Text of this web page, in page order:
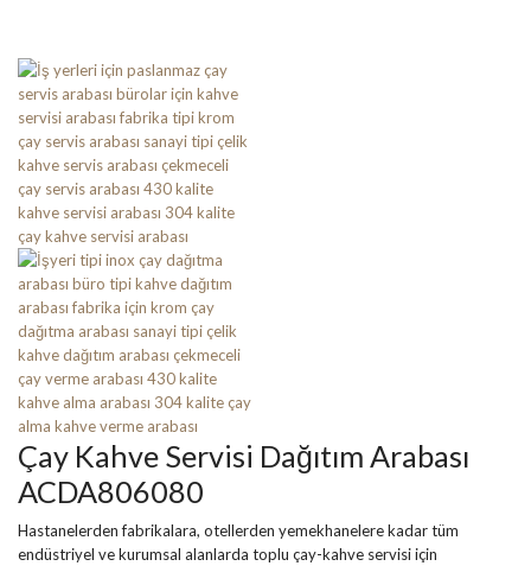
Çay Kahve Servisi Dağıtım Arabası
ACDA806080
Hastanelerden fabrikalara, otellerden yemekhanelere kadar tüm
endüstriyel ve kurumsal alanlarda toplu çay-kahve servisi için